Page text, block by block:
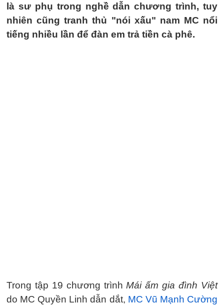
là sư phụ trong nghề dẫn chương trình, tuy
nhiên cũng tranh thủ "nói xấu" nam MC nổi
tiếng nhiều lần để đàn em trả tiền cà phê.
Trong tập 19 chương trìnhMái ấm gia đình Việt
do MC Quyền Linh dẫn dắt, MC Vũ Mạnh Cường